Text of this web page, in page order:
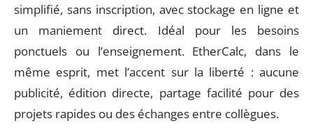
simplifié, sans inscription, avec stockage en ligne et
un maniement direct. Idéal pour les besoins
ponctuels ou l’enseignement. EtherCalc, dans le
même esprit, met l’accent sur la liberté : aucune
publicité, édition directe, partage facilité pour des
projets rapides ou des échanges entre collègues.